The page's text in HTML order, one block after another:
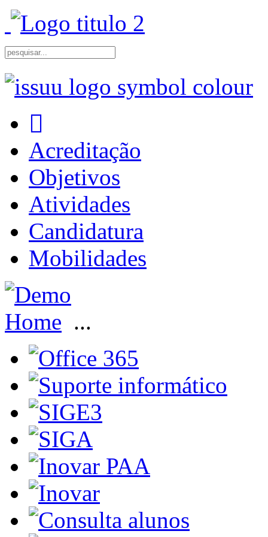
Acreditação
Objetivos
Atividades
Candidatura
Mobilidades
Home ...